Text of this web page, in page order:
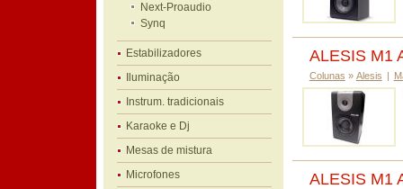
Next-Proaudio
Synq
Estabilizadores
Iluminação
Instrum. tradicionais
Karaoke e Dj
Mesas de mistura
Microfones
ALESIS M1
Colunas » Alesis |
ALESIS M1